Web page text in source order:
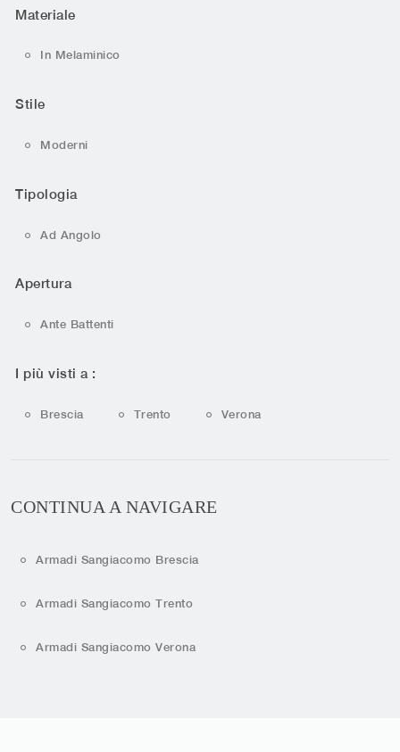
Materiale
In Melaminico
Stile
Moderni
Tipologia
Ad Angolo
Apertura
Ante Battenti
I più visti a :
Brescia Trento Verona
CONTINUA A NAVIGARE
Armadi Sangiacomo Brescia
Armadi Sangiacomo Trento
Armadi Sangiacomo Verona